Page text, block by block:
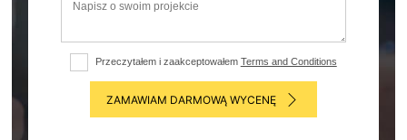
Przeczytałem i zaakceptowałem Terms and Conditions
ZAMAWIAM DARMOWĄ WYCENĘ